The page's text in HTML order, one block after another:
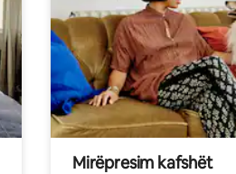
Mirëpresim kafshët